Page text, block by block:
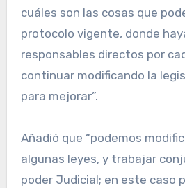
cuáles son las cosas que
protocolo vigente, donde
responsables directos por
continuar modificando la
para mejorar”.
Añadió que “podemos
algunas leyes, y trabajar
poder Judicial; en este caso